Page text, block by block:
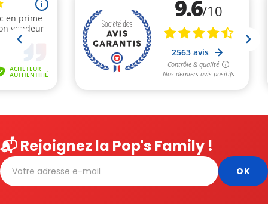
📬 Rejoignez la Pop's Family !